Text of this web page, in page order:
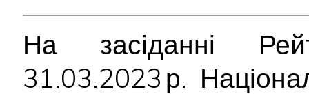
На засіданні
31.03.2023 р.